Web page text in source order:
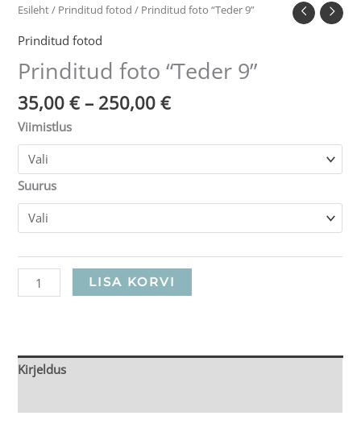
Esileht/ Prinditud fotod / Prinditud foto “Teder 9”
Prinditud fotod
Prinditud foto “Teder 9”
35,00€ – 250,00€
Viimistlus
Suurus
LISA KORVI
Kirjeldus